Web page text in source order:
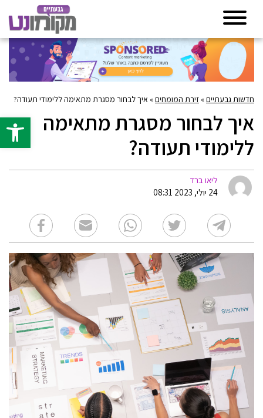
פתח
חדשות גבעתיים» זירת המומחים» איך לבחור מסגרת מתאימה ללימודי תעודה?
איך לבחור מסגרת מתאימה
ללימודי תעודה?
ליאו ברד
24 יולי, 2023 08:31